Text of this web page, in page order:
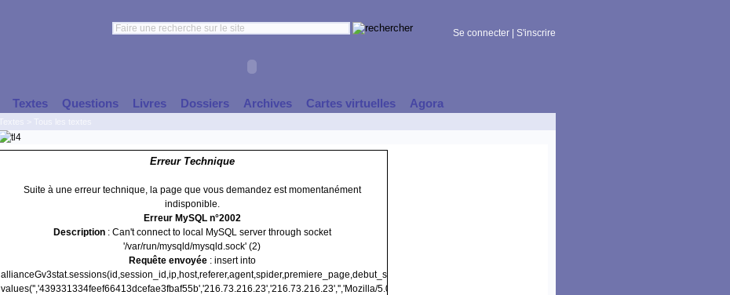
Se connecter S'inscrire
Textes Questions Livres Dossiers Archives Cartes virtuelles Agora
Erreur Technique
Suite à une erreur technique, la page que vous demandez est momentanément
indisponible.
Erreur MySQL n°2002
Description: Can't connect to local MySQL server through socket
'/var/run/mysqld/mysqld.sock' (2)
Requête envoyée: insert into
allianceGv3stat.sessions(id,session_id,ip,host,referer,agent,spider,premiere_page,debut_session)
values('','439331334feef66413dcefae3fbaf55b','216.73.216.23','216.73.216.23','','Mozilla/5.0